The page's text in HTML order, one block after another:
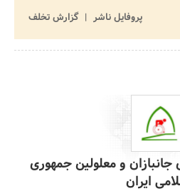
پروفایل ناشر
گزارش تخلف
و معلولین جمهوری
ایران